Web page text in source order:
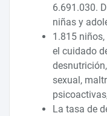
6.691.030.
niñas y
1.815
el cuidado
sexual,
La tasa de